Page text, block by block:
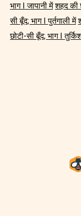
भाग I जापानी में शहद की
सी बूँद; भाग I पुर्तगाली में
छोटी-सी बूँद; भाग I